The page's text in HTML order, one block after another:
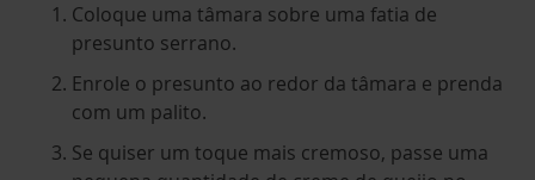
Coloque uma tâmara sobre uma fatia de
presunto serrano.
Enrole o presunto ao redor da tâmara e prenda
com um palito.
Se quiser um toque mais cremoso, passe uma